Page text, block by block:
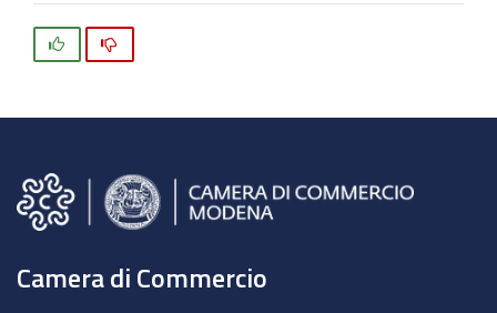
Camera di Commercio